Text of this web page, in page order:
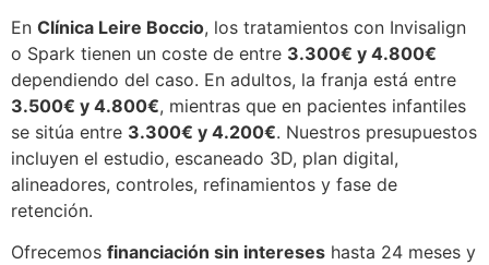
En Clínica Leire Boccio, los tratamientos con Invisalign
o Spark tienen un coste de entre 3.300€ y 4.800€
dependiendo del caso. En adultos, la franja está entre
3.500€ y 4.800€, mientras que en pacientes infantiles
se sitúa entre 3.300€ y 4.200€. Nuestros presupuestos
incluyen el estudio, escaneado 3D, plan digital,
alineadores, controles, refinamientos y fase de
retención.
Ofrecemos financiación sin intereses hasta 24 meses y